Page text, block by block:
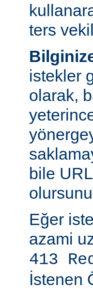
ters
istekler
olarak,
bile
Eğer
azami
413
İstenen